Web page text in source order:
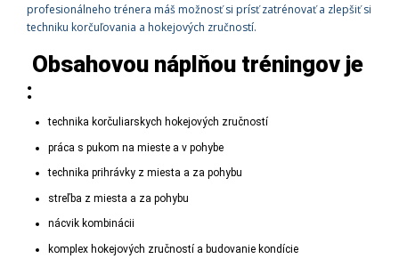
profesionálneho trénera máš možnosť si prísť zatrénovať a zlepšiť si
techniku korčuľovania a hokejových zručností.
Obsahovou náplňou tréningov je
:
technika korčuliarskych hokejových zručností
práca s pukom na mieste a v pohybe
technika prihrávky z miesta a za pohybu
streľba z miesta a za pohybu
nácvik kombinácii
komplex hokejových zručností a budovanie kondície